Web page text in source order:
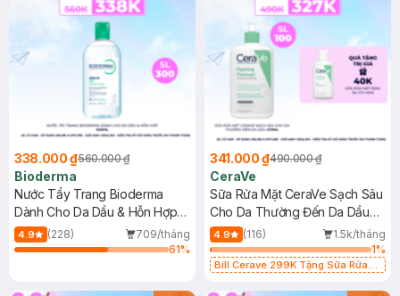
338.000 ₫560.000 ₫
Bioderma
Nước Tẩy Trang Bioderma
Dành Cho Da Dầu & Hỗn Hợp
500ml
4.9 (228)
709/tháng
61%
341.000 ₫490.000 ₫
CeraVe
Sữa Rửa Mặt CeraVe Sạch Sâu
Cho Da Thường Đến Da Dầu
473ml
4.9 (116)
1.5k/tháng
1%
Bill Cerave 299K Tặng Sữa Rửa